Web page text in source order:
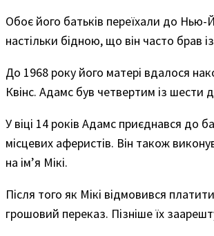
Обоє його батьків переїхали до Нью-
настільки бідною, що він часто брав
До 1968 року його матері вдалося
Квінс. Адамс був четвертим із шести
У віці 14 років Адамс приєднався до
місцевих аферистів. Він також
на ім’я Мікі.
Після того як Мікі відмовився
грошовий переказ. Пізніше їх